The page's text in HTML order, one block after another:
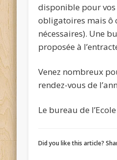
disponible pour vos
obligatoires mais ô
nécessaires). Une
proposée à
Venez nombreux
rendez-vous de
Le bureau de
Did you like this article?